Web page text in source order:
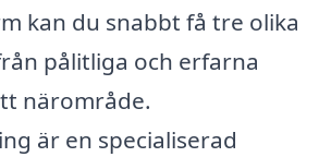
kan du snabbt få tre olika
pålitliga och erfarna
närområde.
är en specialiserad